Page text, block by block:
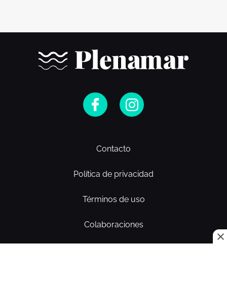
Contacto
Política de privacidad
Términos de uso
Colaboraciones